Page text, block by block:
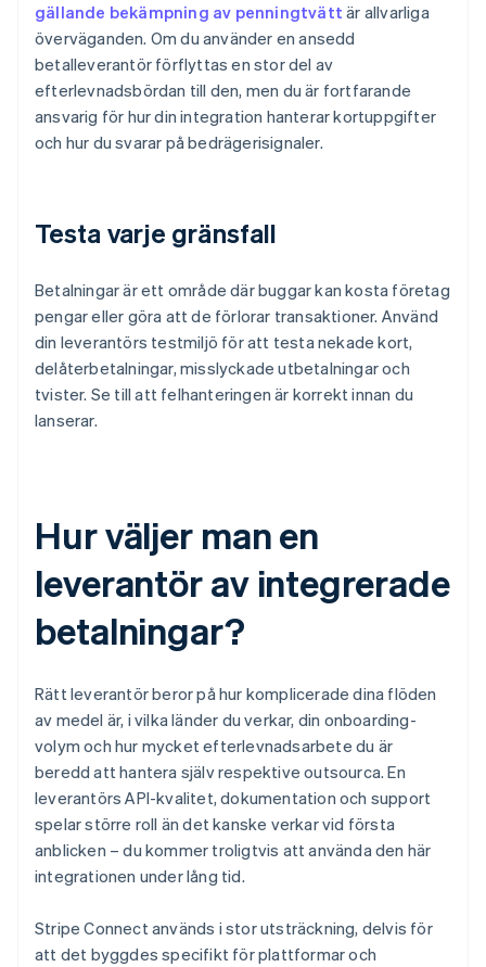
gällande bekämpning av penningtvätt är allvarliga
överväganden. Om du använder en ansedd
betalleverantör förflyttas en stor del av
efterlevnadsbördan till den, men du är fortfarande
ansvarig för hur din integration hanterar kortuppgifter
och hur du svarar på bedrägerisignaler.
Testa varje gränsfall
Betalningar är ett område där buggar kan kosta företag
pengar eller göra att de förlorar transaktioner. Använd
din leverantörs testmiljö för att testa nekade kort,
delåterbetalningar, misslyckade utbetalningar och
tvister. Se till att felhanteringen är korrekt innan du
lanserar.
Hur väljer man en
leverantör av integrerade
betalningar?
Rätt leverantör beror på hur komplicerade dina flöden
av medel är, i vilka länder du verkar, din onboarding-
volym och hur mycket efterlevnadsarbete du är
beredd att hantera själv respektive outsourca. En
leverantörs API-kvalitet, dokumentation och support
spelar större roll än det kanske verkar vid första
anblicken – du kommer troligtvis att använda den här
integrationen under lång tid.
Stripe Connect används i stor utsträckning, delvis för
att det byggdes specifikt för plattformar och